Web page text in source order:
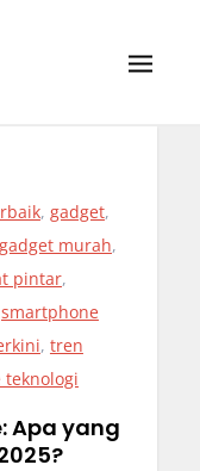
, gadget,
gadget murah,
pintar,
smartphone
, tren
teknologi
Apa yang